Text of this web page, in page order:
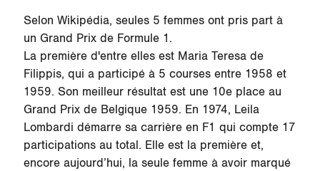
Selon Wikipédia, seules 5 femmes ont pris part à
un Grand Prix de Formule 1.
La première d'entre elles est Maria Teresa de
Filippis, qui a participé à 5 courses entre 1958 et
1959. Son meilleur résultat est une 10e place au
Grand Prix de Belgique 1959. En 1974, Leila
Lombardi démarre sa carrière en F1 qui compte 17
participations au total. Elle est la première et,
encore aujourd’hui, la seule femme à avoir marqué